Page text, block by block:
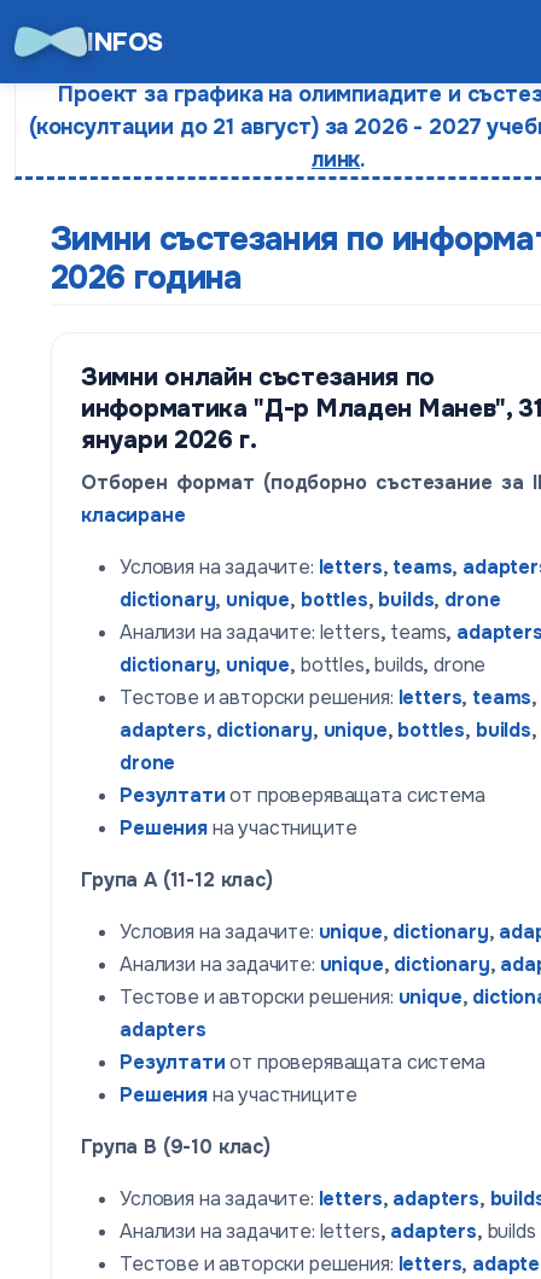
INFOS
Проект за графика на олимпиадите и
(консултации до 21 август) за 2026 - 2027
линк.
Зимни състезания по
2026 година
Зимни онлайн състезания по
информатика "Д-р Младен Манев",
януари 2026 г.
Отборен формат (подборно състезание за
класиране
Условия на задачите: letters, teams,
dictionary, unique, bottles, builds, drone
Анализи на задачите: letters, teams,
dictionary, unique, bottles,builds, drone
Тестове и авторски решения: letters, teams,
adapters, dictionary, unique, bottles, builds,
drone
Резултатиот проверяващата система
Решенияна участниците
Група A (11-12 клас)
Условия на задачите: unique, dictionary,
Анализи на задачите: unique, dictionary,
Тестове и авторски решения: unique,
adapters
Резултатиот проверяващата система
Решенияна участниците
Група B (9-10 клас)
Условия на задачите: letters, adapters,
Анализи на задачите: letters, adapters, builds
Тестове и авторски решения: letters,